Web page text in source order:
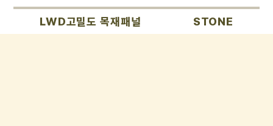
LWD고밀도 목재패널 STONE